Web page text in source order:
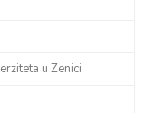
u Zenici